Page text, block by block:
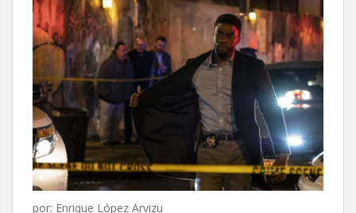
por: Enrique López Arvizu